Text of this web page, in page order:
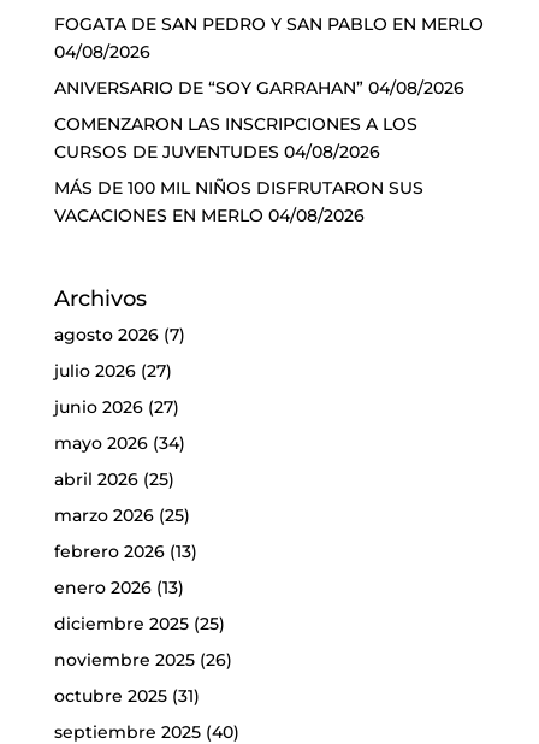
FOGATA DE SAN PEDRO Y SAN PABLO EN MERLO
04/08/2026
ANIVERSARIO DE “SOY GARRAHAN” 04/08/2026
COMENZARON LAS INSCRIPCIONES A LOS
CURSOS DE JUVENTUDES 04/08/2026
MÁS DE 100 MIL NIÑOS DISFRUTARON SUS
VACACIONES EN MERLO 04/08/2026
Archivos
agosto 2026(7)
julio 2026(27)
junio 2026(27)
mayo 2026(34)
abril 2026(25)
marzo 2026(25)
febrero 2026(13)
enero 2026(13)
diciembre 2025(25)
noviembre 2025(26)
octubre 2025(31)
septiembre 2025(40)